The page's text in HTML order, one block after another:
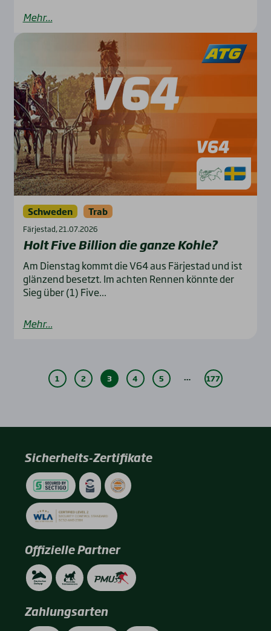
Mehr...
Schweden Trab
Färjestad, 21.07.2026
Holt Five Bil­li­on die gan­ze Koh­le?
Am Dienstag kommt die V64 aus Färjestad und ist
glänzend besetzt. Im achten Rennen könnte der
Sieg über (1) Five...
Mehr...
1 2 3 4 5 … 177
Sicherheits-Zertifikate
Offizielle Partner
Zahlungsarten